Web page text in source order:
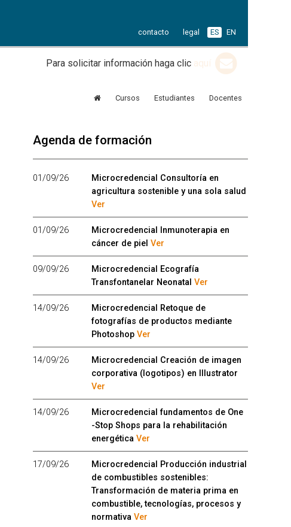
contacto legal ES EN
Para solicitar información haga clic aquí
Cursos Estudiantes Docentes
Agenda de formación
01/09/26
Microcredencial Consultoría en
agricultura sostenible y una sola salud
Ver
01/09/26
Microcredencial Inmunoterapia en
cáncer de piel Ver
09/09/26
Microcredencial Ecografía
Transfontanelar Neonatal Ver
14/09/26
Microcredencial Retoque de
fotografías de productos mediante
Photoshop Ver
14/09/26
Microcredencial Creación de imagen
corporativa (logotipos) en Illustrator
Ver
14/09/26
Microcredencial fundamentos de One
-Stop Shops para la rehabilitación
energética Ver
17/09/26
Microcredencial Producción industrial
de combustibles sostenibles:
Transformación de materia prima en
combustible, tecnologías, procesos y
normativa Ver